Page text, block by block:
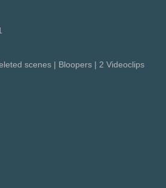
scenes | Bloopers | 2 Videoclips